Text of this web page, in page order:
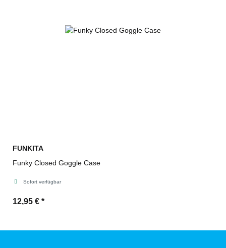
FUNKITA
Funky Closed Goggle Case
Sofort verfügbar
12,95 € *